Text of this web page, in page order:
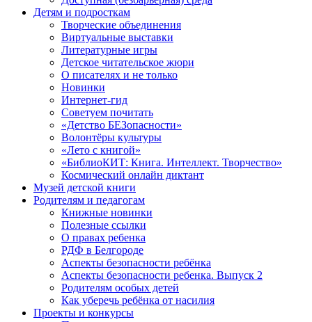
Детям и подросткам
Творческие объединения
Виртуальные выставки
Литературные игры
Детское читательское жюри
О писателях и не только
Новинки
Интернет-гид
Советуем почитать
«Детство БЕЗопасности»
Волонтёры культуры
«Лето с книгой»
«БиблиоКИТ: Книга. Интеллект. Творчество»
Космический онлайн диктант
Музей детской книги
Родителям и педагогам
Книжные новинки
Полезные ссылки
О правах ребенка
РДФ в Белгороде
Аспекты безопасности ребёнка
Аспекты безопасности ребенка. Выпуск 2
Родителям особых детей
Как уберечь ребёнка от насилия
Проекты и конкурсы